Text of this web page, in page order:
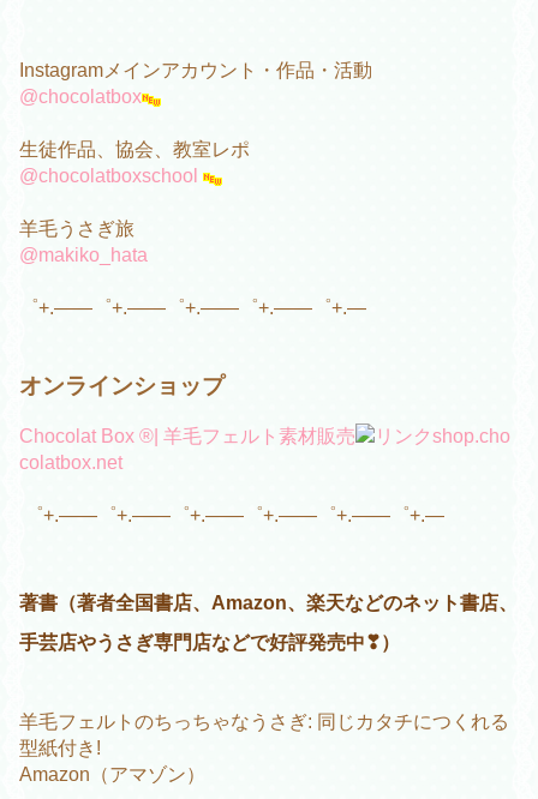
Instagramメインアカウント・作品・活動
@chocolatbox
生徒作品、協会、教室レポ
@chocolatboxschool
羊毛うさぎ旅
@makiko_hata
゜+.――゜+.――゜+.――゜+.――゜+.―
オンラインショップ
Chocolat Box ®︎| 羊毛フェルト素材販売
shop.cho
colatbox.net
゜+.――゜+.――゜+.――゜+.――゜+.――゜+.―
著書（著者全国書店、Amazon、楽天などのネット書店、
手芸店やうさぎ専門店などで好評発売中❣︎）
羊毛フェルトのちっちゃなうさぎ: 同じカタチにつくれる
型紙付き!
Amazon（アマゾン）